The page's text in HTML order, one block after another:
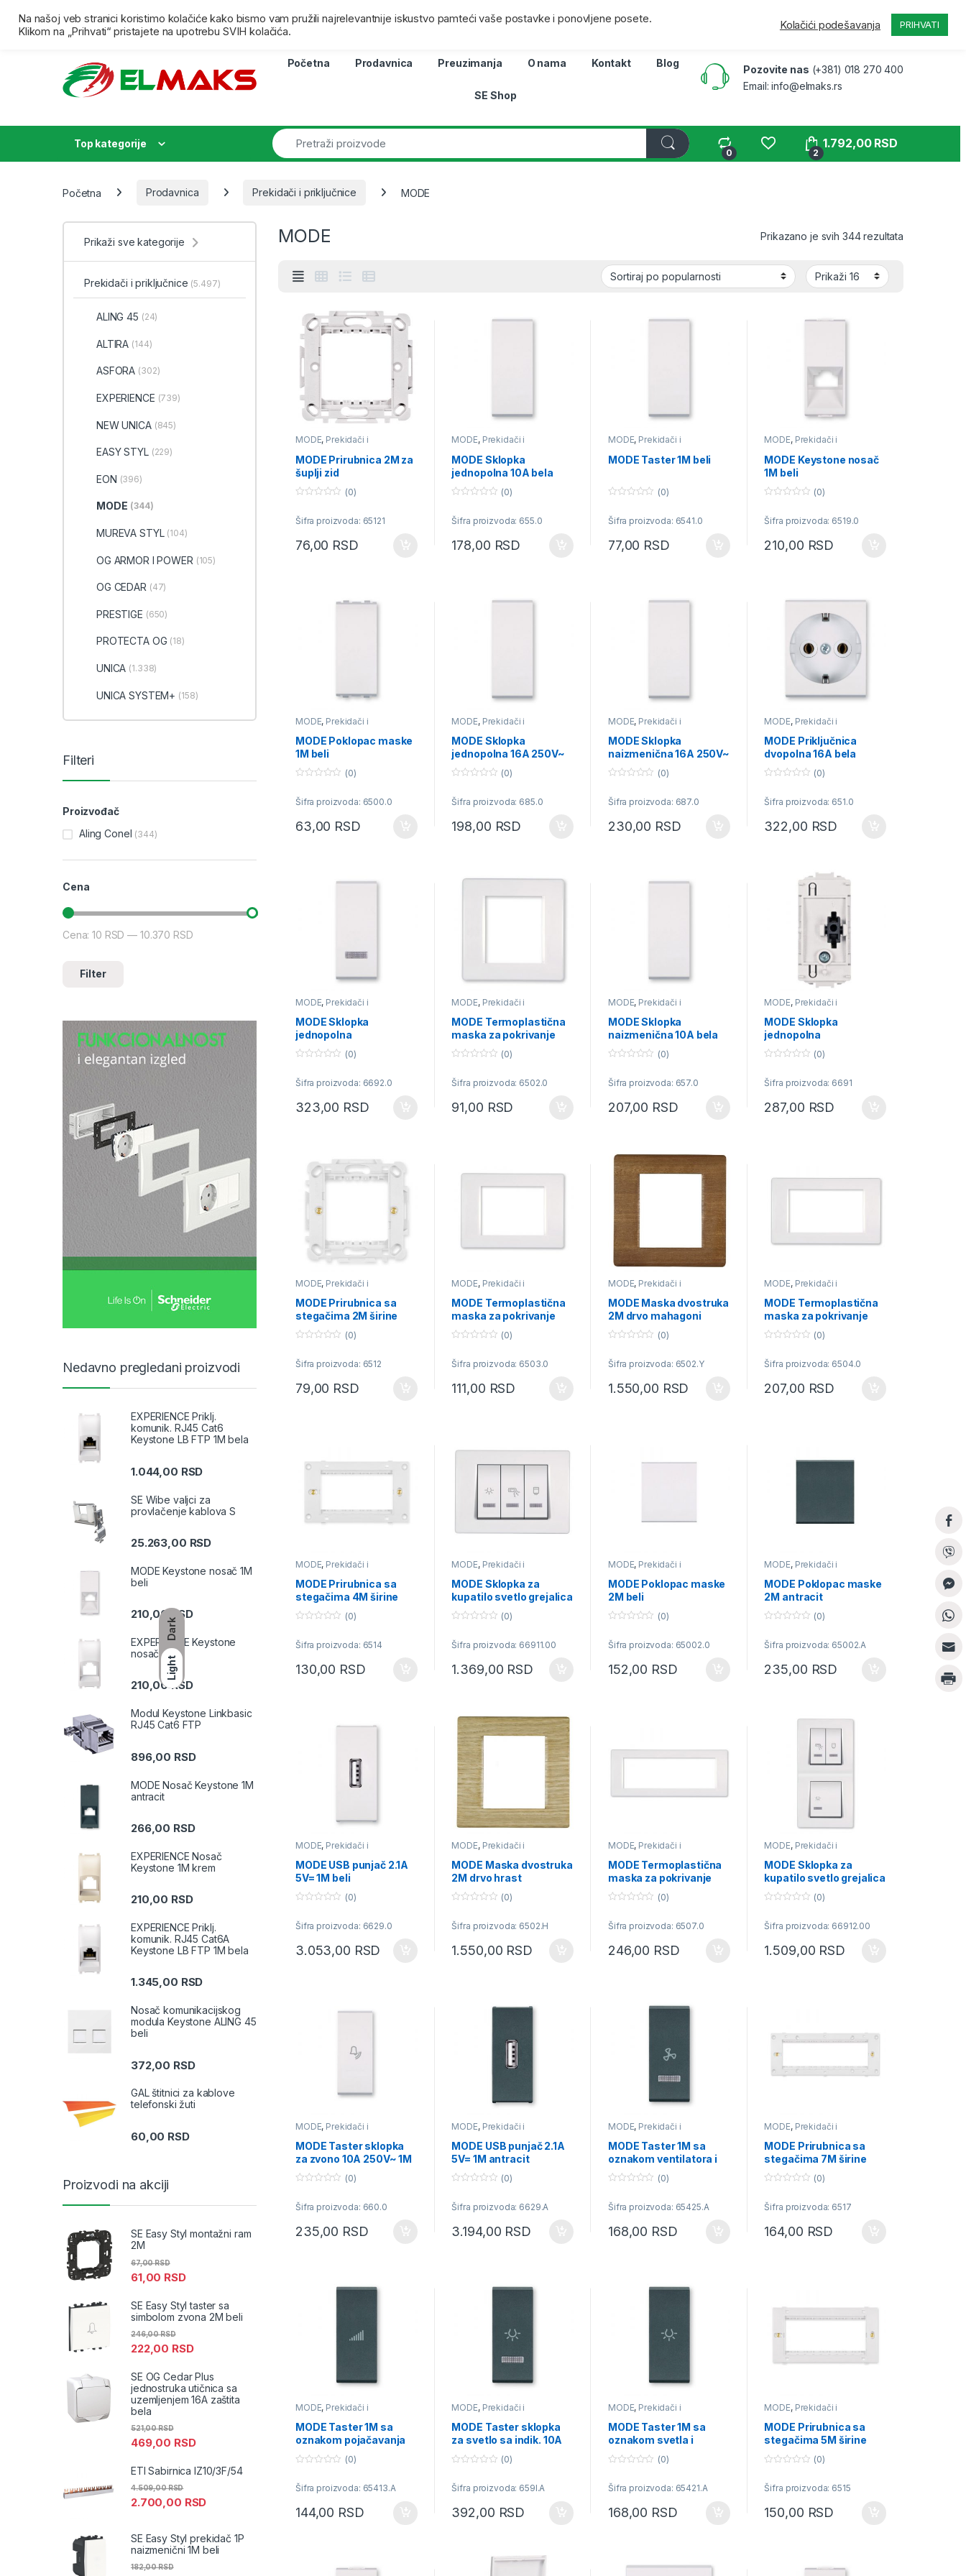
Dark
Light
Besplatna isporuka za porudžbine preko 4000,00 dinara Lokacija Moj nalog
Početna Prodavnica Preuzimanja O nama Kontakt Blog
SE Shop
Pozovite nas (+381) 018 270 400
Email: info@elmaks.rs
Top kategorije
0 2
1.792,00 RSD
Početna Prodavnica Prekidači i priključnice MODE
MODE Prikazano je svih 344 rezultata
MODE, Prekidači i
MODE Prirubnica 2M za
šuplji zid
u
f
(0)
Šifra proizvoda: 65121
76,00 RSD
MODE, Prekidači i
MODE Sklopka
jednopolna 10A bela
u
(0)
Šifra proizvoda: 655.0
178,00 RSD
MODE, Prekidači i
MODE Taster 1M beli
u
f
(0)
Šifra proizvoda: 6541.0
77,00 RSD
MODE, Prekidači i
MODE Keystone nosač
1M beli
u
f
(0)
Šifra proizvoda: 6519.0
210,00 RSD
MODE, Prekidači i
priključnice
MODE Poklopac maske
1M beli
u
f
(0)
Šifra proizvoda: 6500.0
63,00 RSD
MODE, Prekidači i
priključnice
MODE Sklopka
jednopolna 16A 250V~
1M bela
u
(0)
Šifra proizvoda: 685.0
198,00 RSD
MODE, Prekidači i
priključnice
MODE Sklopka
naizmenična 16A 250V~
1M bela
u
f
(0)
Šifra proizvoda: 687.0
230,00 RSD
MODE, Prekidači i
priključnice
MODE Priključnica
dvopolna 16A bela
u
f
(0)
Šifra proizvoda: 651.0
322,00 RSD
MODE, Prekidači i
priključnice
MODE Sklopka
jednopolna
indikatorska 16A bela
u
f
(0)
Šifra proizvoda: 6692.0
323,00 RSD
MODE, Prekidači i
priključnice
MODE Termoplastična
maska za pokrivanje
sklopa 2M širine
22.2mm
u
f
(0)
Šifra proizvoda: 6502.0
91,00 RSD
MODE, Prekidači i
priključnice
MODE Sklopka
naizmenična 10A bela
u
f
(0)
Šifra proizvoda: 657.0
207,00 RSD
MODE, Prekidači i
priključnice
MODE Sklopka
jednopolna
indikatorska bez
tastera 16A
u
f
(0)
Šifra proizvoda: 6691
287,00 RSD
MODE, Prekidači i
priključnice
MODE Prirubnica sa
stegačima 2M širine
22.2mm
u
f
(0)
Šifra proizvoda: 6512
79,00 RSD
MODE, Prekidači i
priključnice
MODE Termoplastična
maska za pokrivanje
sklopa 3M širine
22.2mm
u
(0)
Šifra proizvoda: 6503.0
111,00 RSD
MODE, Prekidači i
priključnice
MODE Maska dvostruka
2M drvo mahagoni
u
(0)
Šifra proizvoda: 6502.Y
1.550,00 RSD
MODE, Prekidači i
priključnice
MODE Termoplastična
maska za pokrivanje
sklopa 4M širine
22.2mm
u
f
(0)
Šifra proizvoda: 6504.0
207,00 RSD
MODE, Prekidači i
priključnice
MODE Prirubnica sa
stegačima 4M širine
22.2mm
u
(0)
Šifra proizvoda: 6514
130,00 RSD
MODE, Prekidači i
priključnice
MODE Sklopka za
kupatilo svetlo grejalica
bojler
u
(0)
Šifra proizvoda: 66911.00
1.369,00 RSD
MODE, Prekidači i
priključnice
MODE Poklopac maske
2M beli
u
(0)
Šifra proizvoda: 65002.0
152,00 RSD
MODE, Prekidači i
priključnice
MODE Poklopac maske
2M antracit
u
f
(0)
Šifra proizvoda: 65002.A
235,00 RSD
MODE, Prekidači i
MODE USB punjač 2.1A
5V= 1M beli
u
f
(0)
Šifra proizvoda: 6629.0
3.053,00 RSD
MODE, Prekidači i
MODE Maska dvostruka
2M drvo hrast
u
(0)
Šifra proizvoda: 6502.H
1.550,00 RSD
MODE, Prekidači i
MODE Termoplastična
maska za pokrivanje
sklopa 7M širine
22.2mm
u
f
(0)
Šifra proizvoda: 6507.0
246,00 RSD
MODE, Prekidači i
MODE Sklopka za
kupatilo svetlo grejalica
bojler vertikalna
u
(0)
Šifra proizvoda: 66912.00
1.509,00 RSD
MODE, Prekidači i
MODE Taster sklopka
za zvono 10A 250V~ 1M
bela
u
o
f
(0)
Šifra proizvoda: 660.0
235,00 RSD
MODE, Prekidači i
MODE USB punjač 2.1A
5V= 1M antracit
u
o
f
(0)
Šifra proizvoda: 6629.A
3.194,00 RSD
MODE, Prekidači i
MODE Taster 1M sa
oznakom ventilatora i
indikacijom antracit
u
o
(0)
Šifra proizvoda: 65425.A
168,00 RSD
MODE, Prekidači i
MODE Prirubnica sa
stegačima 7M širine
22.2mm
u
o
(0)
Šifra proizvoda: 6517
164,00 RSD
MODE, Prekidači i
MODE Taster 1M sa
oznakom pojačavanja
antracit
u
o
(0)
Šifra proizvoda: 65413.A
144,00 RSD
MODE, Prekidači i
MODE Taster sklopka
za svetlo sa indik. 10A
250V~ 1M antracit
u
o
f
(0)
Šifra proizvoda: 659I.A
392,00 RSD
MODE, Prekidači i
MODE Taster 1M sa
oznakom svetla i
indikacijom antracit
u
o
(0)
Šifra proizvoda: 65421.A
168,00 RSD
MODE, Prekidači i
MODE Prirubnica sa
stegačima 5M širine
22.2mm
u
o
(0)
Šifra proizvoda: 6515
150,00 RSD
Prikaži sve kategorije
Prekidači i priključnice (5.497)
ALING 45 (24)
ALTIRA (144)
ASFORA (302)
EXPERIENCE (739)
NEW UNICA (845)
EASY STYL (229)
EON (396)
MODE (344)
MUREVA STYL (104)
OG ARMOR I POWER (105)
OG CEDAR (47)
PRESTIGE (650)
PROTECTA OG (18)
UNICA (1.338)
UNICA SYSTEM+ (158)
Filteri
Proizvođač
Aling Conel (344)
Cena
Minimalna cena
Maksimalna cena
Filter
Cena:10 RSD — 10.370 RSD
Nedavno pregledani proizvodi
EXPERIENCE Priklj.
komunik. RJ45 Cat6
Keystone LB FTP 1M bela
1.044,00 RSD
SE Wibe valjci za
provlačenje kablova S
25.263,00 RSD
MODE Keystone nosač 1M
beli
210,00 RSD
EXPERIENCE Keystone
nosač beli
210,00RSD
Modul Keystone Linkbasic
RJ45 Cat6 FTP
896,00 RSD
MODE Nosač Keystone 1M
antracit
266,00 RSD
EXPERIENCE Nosač
Keystone 1M krem
210,00 RSD
EXPERIENCE Priklj.
komunik. RJ45 Cat6A
Keystone LB FTP 1M bela
1.345,00 RSD
Nosač komunikacijskog
modula Keystone ALING 45
beli
372,00 RSD
GAL štitnici za kablove
telefonski žuti
60,00 RSD
Proizvodi na akciji
SE Easy Styl montažni ram
2M
61,00 RSD
67,00RSD
SE Easy Styl taster sa
simbolom zvona 2M beli
222,00 RSD
246,00RSD
SE OG Cedar Plus
jednostruka utičnica sa
uzemljenjem 16A zaštita
bela
469,00 RSD
521,00RSD
ETI Sabirnica IZ10/3F/54
2.700,00 RSD
4.509,00RSD
SE Easy Styl prekidač 1P
naizmenični 1M beli
182,00RSD
Na našoj veb stranici koristimo kolačiće kako bismo vam pružili najrelevantnije iskustvo pamteći vaše postavke i ponovljene posete.
Klikom na „Prihvati“ pristajete na upotrebu SVIH kolačića.
Kolačići podešavanja PRIHVATI